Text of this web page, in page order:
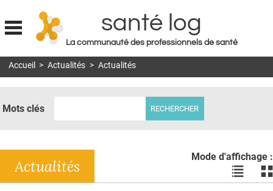
Jump to navigation
santé log
La communauté des professionnels de santé
MON COMPTE
DOSSIERS
RÉSEAUX
Accueil > Actualités > Actualités
Mots clés
Mode d'affichage :
Voir
les
les
Actualités